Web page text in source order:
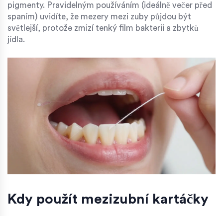
pigmenty. Pravidelným používáním (ideálně večer před
spaním) uvidíte, že mezery mezi zuby půjdou být
světlejší, protože zmizí tenký film bakterii a zbytků
jídla.
Kdy použít mezizubní kartáčky